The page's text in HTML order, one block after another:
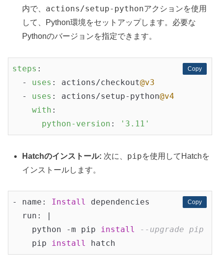
内で、 actions/setup-pythonアクションを使用
して、Python環境をセットアップします。必要な
Pythonのバージョンを指定できます。
Copy
Copy
steps :
  -
uses : actions/checkout@v3
  -
uses : actions/setup-python@v4
with :
python-version : '3.11'
Hatchのインストール: 次に、 pipを使用してHatchを
インストールします。
Copy
Copy
- name: Install
dependencies
  run: |
    python -m pip
install
--upgrade pip
    pip
install